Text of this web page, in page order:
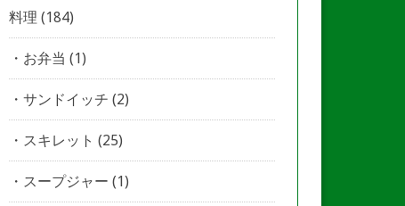
料理 (184)
お弁当 (1)
サンドイッチ (2)
スキレット (25)
スープジャー (1)